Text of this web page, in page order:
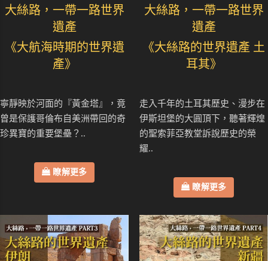
大絲路，一帶一路世界
遺產
《大航海時期的世界遺
產》
寧靜映於河面的『黃金塔』，竟
曾是保護哥倫布自美洲帶回的奇
珍異寶的重要堡壘？..
瞭解更多
大絲路，一帶一路世界
遺產
《大絲路的世界遺產 土
耳其》
走入千年的土耳其歷史、漫步在
伊斯坦堡的大圓頂下，聽著輝煌
的聖索菲亞教堂訴說歷史的榮
耀..
瞭解更多